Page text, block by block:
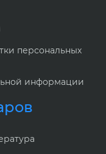
персональных
информации